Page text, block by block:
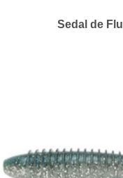
Sedal de